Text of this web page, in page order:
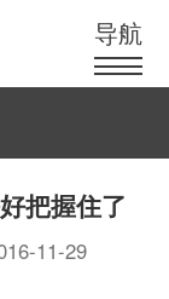
导航
把握住了
11-29